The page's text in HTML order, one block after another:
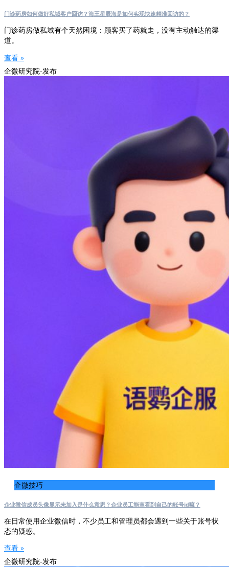
门诊药房如何做好私域客户回访？海王星辰海是如何实现快速精准回访的？
门诊药房做私域有个天然困境：顾客买了药就走，没有主动触达的渠
道。
查看 »
企微研究院-发布
企微技巧
企业微信成员头像显示未加入是什么意思？企业员工能查看到自己的账号id嘛？
在日常使用企业微信时，不少员工和管理员都会遇到一些关于账号状
态的疑惑。
查看 »
企微研究院-发布